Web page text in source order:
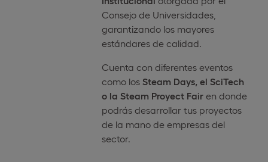
Consejo de Universidades,
garantizando los mayores
estándares de calidad.
Cuenta con diferentes eventos
como losSteam Days, el SciTech
o la Steam Proyect Fair en donde
podrás desarrollar tus proyectos
de la mano de empresas del
sector.